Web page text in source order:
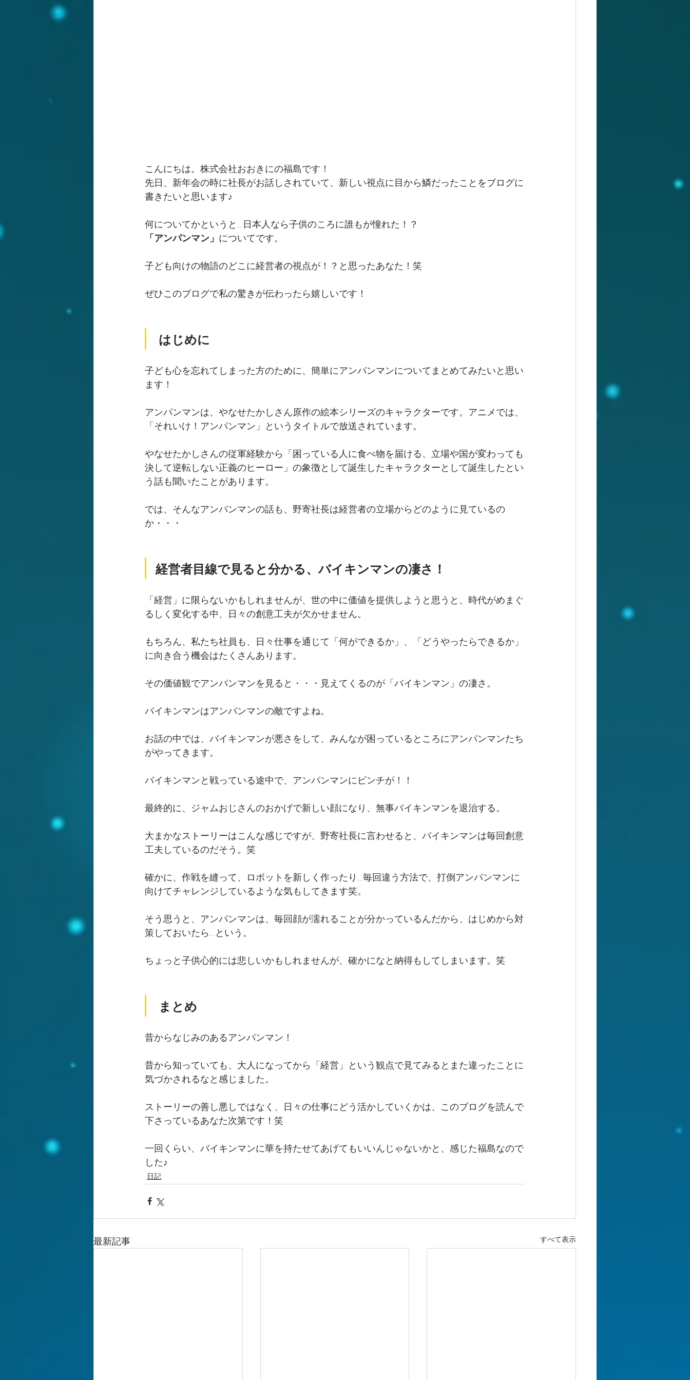
こんにちは。株式会社おおきにの福島です！
先日、新年会の時に社長がお話しされていて、新しい視点に目から鱗だったことをブログに
書きたいと思います♪
何についてかというと…日本人なら子供のころに誰もが憧れた！？
「アンパンマン」 についてです。
子ども向けの物語のどこに経営者の視点が！？と思ったあなた！笑
ぜひこのブログで私の驚きが伝わったら嬉しいです！
はじめに
子ども心を忘れてしまった方のために、簡単にアンパンマンについてまとめてみたいと思い
ます！
アンパンマンは、やなせたかしさん原作の絵本シリーズのキャラクターです。アニメでは、
「それいけ！アンパンマン」というタイトルで放送されています。
やなせたかしさんの従軍経験から「困っている人に食べ物を届ける、立場や国が変わっても
決して逆転しない正義のヒーロー」の象徴として誕生したキャラクターとして誕生したとい
う話も聞いたことがあります。
では、そんなアンパンマンの話も、野寄社長は経営者の立場からどのように見ているの
か・・・
経営者目線で見ると分かる、バイキンマンの凄さ！
「経営」に限らないかもしれませんが、世の中に価値を提供しようと思うと、時代がめまぐ
るしく変化する中、日々の創意工夫が欠かせません。
もちろん、私たち社員も、日々仕事を通じて「何ができるか」、「どうやったらできるか」
に向き合う機会はたくさんあります。
その価値観でアンパンマンを見ると・・・見えてくるのが「バイキンマン」の凄さ。
バイキンマンはアンパンマンの敵ですよね。
お話の中では、バイキンマンが悪さをして、みんなが困っているところにアンパンマンたち
がやってきます。
バイキンマンと戦っている途中で、アンパンマンにピンチが！！
最終的に、ジャムおじさんのおかげで新しい顔になり、無事バイキンマンを退治する。
大まかなストーリーはこんな感じですが、野寄社長に言わせると、バイキンマンは毎回創意
工夫しているのだそう。笑
確かに、作戦を縫って、ロボットを新しく作ったり…毎回違う方法で、打倒アンパンマンに
向けてチャレンジしているような気もしてきます笑。
そう思うと、アンパンマンは、毎回顔が濡れることが分かっているんだから、はじめから対
策しておいたら…という。
ちょっと子供心的には悲しいかもしれませんが、確かになと納得もしてしまいます。笑
まとめ
昔からなじみのあるアンパンマン！
昔から知っていても、大人になってから「経営」という観点で見てみるとまた違ったことに
気づかされるなと感じました。
ストーリーの善し悪しではなく、日々の仕事にどう活かしていくかは、このブログを読んで
下さっているあなた次第です！笑
一回くらい、バイキンマンに華を持たせてあげてもいいんじゃないかと、感じた福島なので
した♪
日記
最新記事 すべて表示